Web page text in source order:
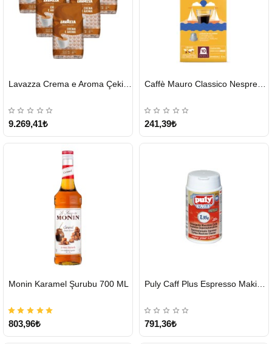
GÖNDERİ
9.269,41₺
GÖNDERİ
Caffè Mauro Classico Nespresso Kapsül
241,39₺
GÖNDERİ
Monin Karamel Şurubu 700 ML
803,96₺
GÖNDERİ
Puly Caff Plus Espresso Makinesi Temizleyici Tablet 100 x 1.35 G
791,36₺